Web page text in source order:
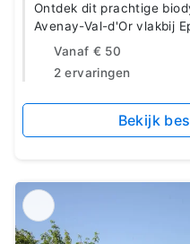
Ontdek dit prachtige
Avenay-Val-d'Or vlakbij
Vanaf € 50
2 ervaringen
Bekijk